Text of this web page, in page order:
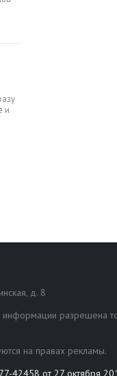
и
д. 8
информации разрешена
на правах рекламы.
42458 от 27 октября